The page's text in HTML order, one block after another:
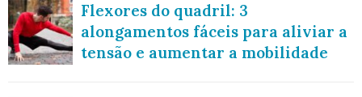
Flexores do quadril: 3
alongamentos fáceis para aliviar a
tensão e aumentar a mobilidade